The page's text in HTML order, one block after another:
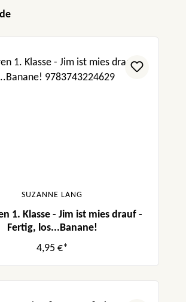
überspringen
SUZANNE LANG
1. Klasse - Jim ist mies drauf -
Fertig, los...Banane!
4,95 €*